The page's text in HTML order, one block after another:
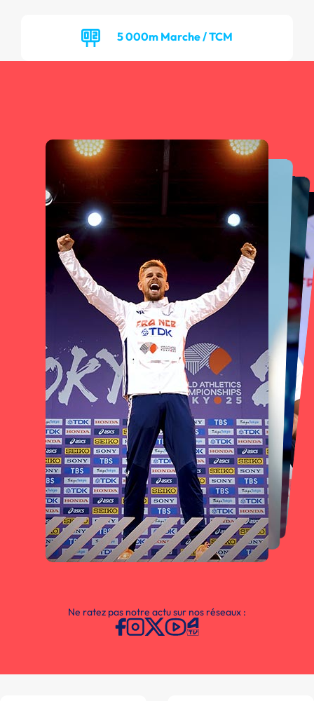
5 000m Marche / TCM
Ne ratez pas notre actu sur nos réseaux :